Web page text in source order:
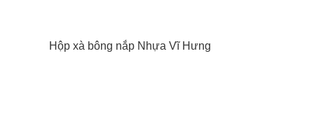
Hộp xà bông nắp Nhựa Vĩ Hưng